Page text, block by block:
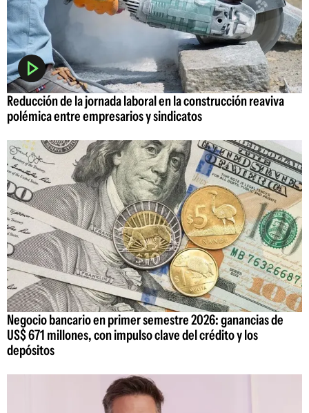
Reducción de la jornada laboral en la construcción reaviva
polémica entre empresarios y sindicatos
Negocio bancario en primer semestre 2026: ganancias de
US$ 671 millones, con impulso clave del crédito y los
depósitos